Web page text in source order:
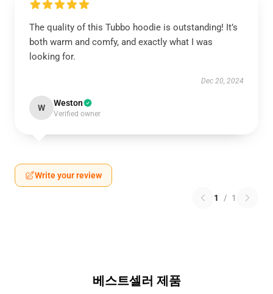
The quality of this Tubbo hoodie is outstanding! It’s
both warm and comfy, and exactly what I was
looking for.
Dec 20, 2024
W Weston
Verified owner
Write your review
1 / 1
베스트셀러 제품